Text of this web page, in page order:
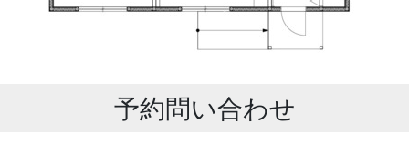
予約問い合わせ